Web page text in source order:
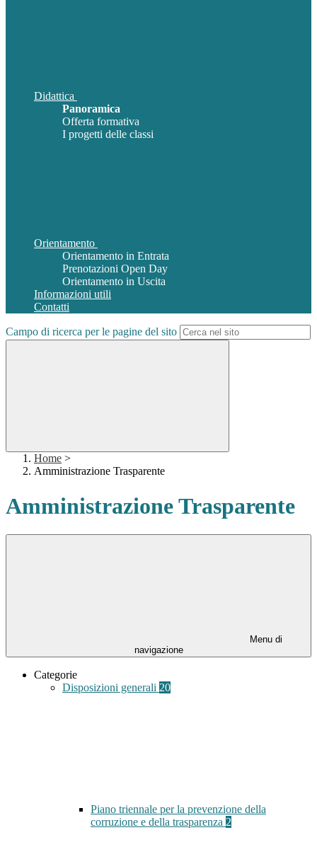
Didattica
Panoramica
Offerta formativa
I progetti delle classi
Orientamento
Orientamento in Entrata
Prenotazioni Open Day
Orientamento in Uscita
Informazioni utili
Contatti
Campo di ricerca per le pagine del sito
Home >
Amministrazione Trasparente
Amministrazione Trasparente
Menu di
navigazione
Categorie
Disposizioni generali 20
Piano triennale per la prevenzione della
corruzione e della trasparenza 2